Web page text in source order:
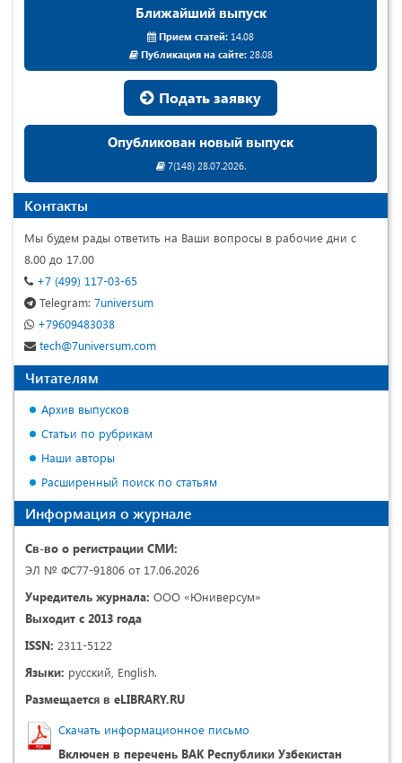
Ближайший выпуск
Прием статей: 14.08
Публикация на сайте:28.08
Подать заявку
Опубликован новый выпуск
7(148) 28.07.2026.
Контакты
Мы будем рады ответить на Ваши вопросы в рабочие дни с
8.00 до 17.00
+7 (499) 117-03-65
Telegram: 7universum
+79609483038
tech@7universum.com
Читателям
Архив выпусков
Статьи по рубрикам
Наши авторы
Расширенный поиск по статьям
Информация о журнале
Св-во о регистрации СМИ:
ЭЛ № ФС77-91806 от 17.06.2026
Учредитель журнала: ООО «Юниверсум»
Выходит с 2013 года
ISSN: 2311-5122
Языки: русский, English.
Размещается в eLIBRARY.RU
Скачать информационное письмо
Включен в перечень ВАК Республики Узбекистан